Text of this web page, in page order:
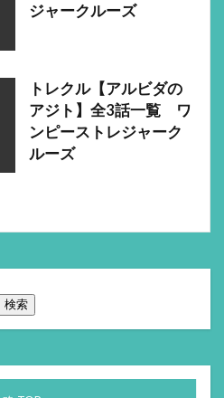
ジャークルーズ
トレクル【アルビダの
アジト】全3話一覧 ワ
ンピーストレジャーク
ルーズ
検索